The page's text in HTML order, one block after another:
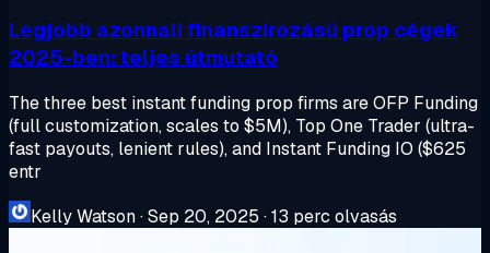
Legjobb azonnali finanszírozású prop cégek
2025-ben: teljes útmutató
The three best instant funding prop firms are OFP Funding
(full customization, scales to $5M), Top One Trader (ultra-
fast payouts, lenient rules), and Instant Funding IO ($625
entr
Kelly Watson·Sep 20, 2025 ·13 perc olvasás